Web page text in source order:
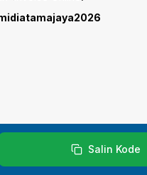
Salin Kode